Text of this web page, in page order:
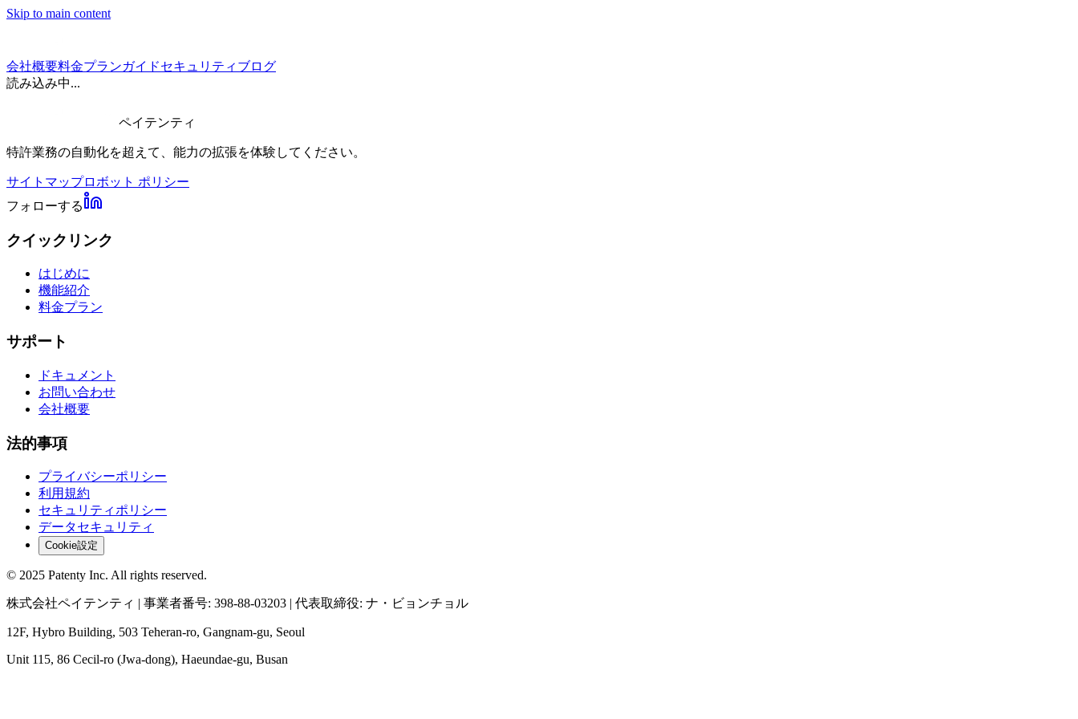
Skip to main content
会社概要料金プランガイドセキュリティ ブログ
読み込み中...
ペイテンティ
特許業務の自動化を超えて、能力の拡張を体験してください。
サイトマップロボット ポリシー
フォローする
クイックリンク
はじめに
機能紹介
料金プラン
サポート
ドキュメント
お問い合わせ
会社概要
法的事項
プライバシーポリシー
利用規約
セキュリティポリシー
データセキュリティ
Cookie設定
© 2025 Patenty Inc. All rights reserved.
株式会社ペイテンティ | 事業者番号: 398-88-03203 | 代表取締役: ナ・ビョンチョル
12F, Hybro Building, 503 Teheran-ro, Gangnam-gu, Seoul
Unit 115, 86 Cecil-ro (Jwa-dong), Haeundae-gu, Busan